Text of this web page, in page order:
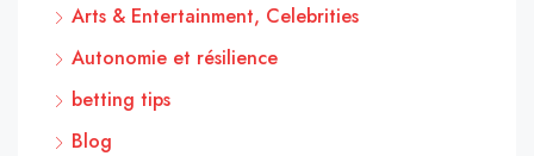
Arts & Entertainment, Celebrities
Autonomie et résilience
betting tips
Blog